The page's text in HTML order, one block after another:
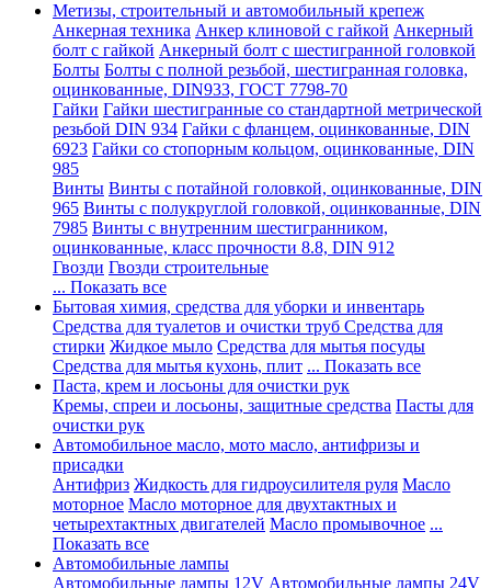
Метизы, строительный и автомобильный крепеж
Анкерная техника Анкер клиновой с гайкой Анкерный
болт с гайкой Анкерный болт с шестигранной головкой
Болты Болты с полной резьбой, шестигранная головка,
оцинкованные, DIN933, ГОСТ 7798-70
Гайки Гайки шестигранные со стандартной метрической
резьбой DIN 934 Гайки с фланцем, оцинкованные, DIN
6923 Гайки со стопорным кольцом, оцинкованные, DIN
985
Винты Винты с потайной головкой, оцинкованные, DIN
965 Винты с полукруглой головкой, оцинкованные, DIN
7985 Винты с внутренним шестигранником,
оцинкованные, класс прочности 8.8, DIN 912
Гвозди Гвозди строительные
... Показать все
Бытовая химия, средства для уборки и инвентарь
Средства для туалетов и очистки труб Средства для
стирки Жидкое мыло Средства для мытья посуды
Средства для мытья кухонь, плит ... Показать все
Паста, крем и лосьоны для очистки рук
Кремы, спреи и лосьоны, защитные средства Пасты для
очистки рук
Автомобильное масло, мото масло, антифризы и
присадки
Антифриз Жидкость для гидроусилителя руля Масло
моторное Масло моторное для двухтактных и
четырехтактных двигателей Масло промывочное ...
Показать все
Автомобильные лампы
Автомобильные лампы 12V Автомобильные лампы 24V